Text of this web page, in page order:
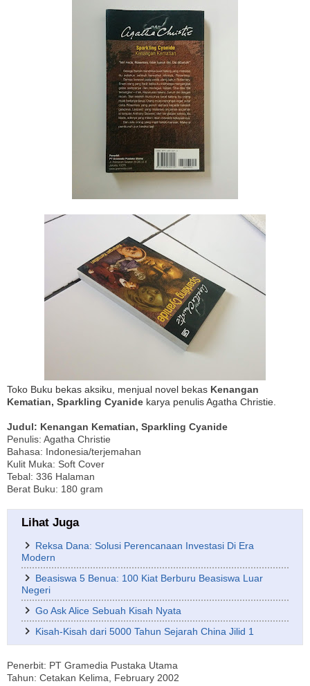
Toko Buku bekas aksiku, menjual novel bekas Kenangan
Kematian, Sparkling Cyanide karya penulis Agatha Christie.
Judul: Kenangan Kematian, Sparkling Cyanide
Penulis: Agatha Christie
Bahasa: Indonesia/terjemahan
Kulit Muka: Soft Cover
Tebal: 336 Halaman
Berat Buku: 180 gram
Lihat Juga
Reksa Dana: Solusi Perencanaan Investasi Di Era
Modern
Beasiswa 5 Benua: 100 Kiat Berburu Beasiswa Luar
Negeri
Go Ask Alice Sebuah Kisah Nyata
Kisah-Kisah dari 5000 Tahun Sejarah China Jilid 1
Penerbit: PT Gramedia Pustaka Utama
Tahun: Cetakan Kelima, February 2002